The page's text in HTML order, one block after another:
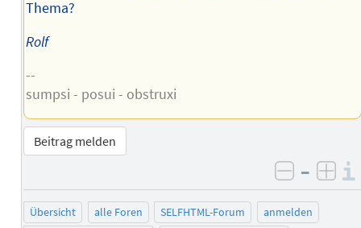
Thema?
Rolf
--
sumpsi - posui - obstruxi
Beitrag melden
negativ
–
Übersicht alle Foren SELFHTML-Forum
anmelden